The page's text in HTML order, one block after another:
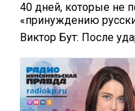
40 дней, которые не
«принуждению
Виктор Бут: После